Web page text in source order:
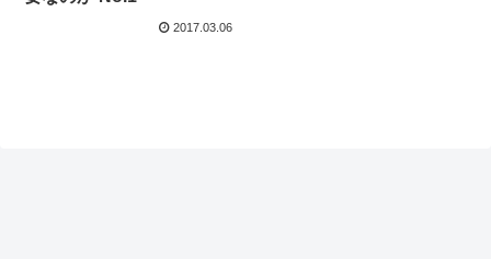
2017.03.06